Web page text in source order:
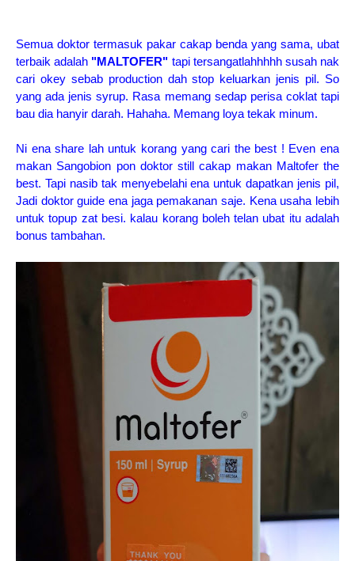
Semua doktor termasuk pakar cakap benda yang sama, ubat
terbaik adalah "MALTOFER" tapi tersangatlahhhhh susah nak
cari okey sebab production dah stop keluarkan jenis pil. So
yang ada jenis syrup. Rasa memang sedap perisa coklat tapi
bau dia hanyir darah. Hahaha. Memang loya tekak minum.
Ni ena share lah untuk korang yang cari the best ! Even ena
makan Sangobion pon doktor still cakap makan Maltofer the
best. Tapi nasib tak menyebelahi ena untuk dapatkan jenis pil,
Jadi doktor guide ena jaga pemakanan saje. Kena usaha lebih
untuk topup zat besi. kalau korang boleh telan ubat itu adalah
bonus tambahan.